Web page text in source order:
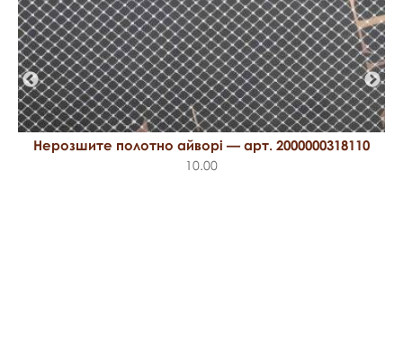
Нерозшите полотно айворі — арт. 2000000318110
10.00